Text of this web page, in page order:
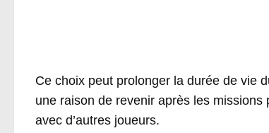
Ce choix peut prolonger la durée de vie
une raison de revenir après les
avec d’autres joueurs.